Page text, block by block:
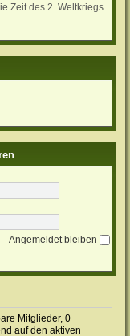
Zeit des 2. Weltkriegs
Angemeldet bleiben
Mitglieder, 0
auf den aktiven